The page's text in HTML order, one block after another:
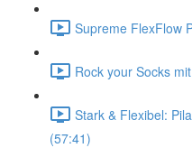
Supreme FlexFlow
Rock your Socks
Stark & Flexibel:
(57:41)